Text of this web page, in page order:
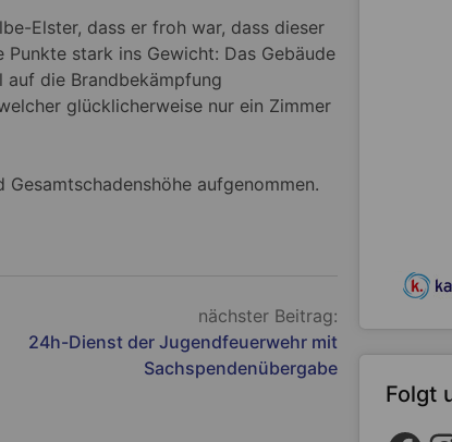
Elster, dass er froh war, dass dieser
stark ins Gewicht: Das Gebäude
auf die Brandbekämpfung
glücklicherweise nur ein Zimmer
aufgenommen.
nächster Beitrag:
24h-Dienst der Jugendfeuerwehr mit
Sachspendenübergabe
Folgt